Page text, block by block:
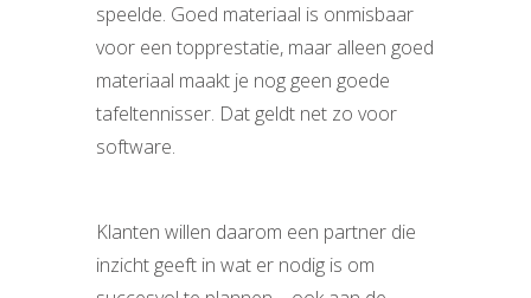
speelde. Goed materiaal is onmisbaar
voor een topprestatie, maar alleen goed
materiaal maakt je nog geen goede
tafeltennisser. Dat geldt net zo voor
software.
Klanten willen daarom een partner die
inzicht geeft in wat er nodig is om